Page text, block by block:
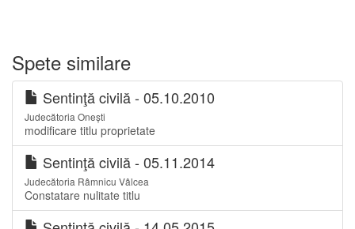
Spete similare
Sentinţă civilă - 05.10.2010
Judecătoria Onești
modificare titlu proprietate
Sentinţă civilă - 05.11.2014
Judecătoria Râmnicu Vâlcea
Constatare nulitate titlu